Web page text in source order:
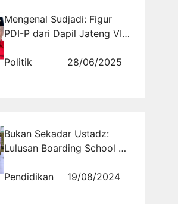
Mengenal Sudjadi: Figur
PDI-P dari Dapil Jateng VI
Warga
Politik 28/06/2025
Bukan Sekadar Ustadz:
Lulusan Boarding School di
Pendidikan
19/08/2024